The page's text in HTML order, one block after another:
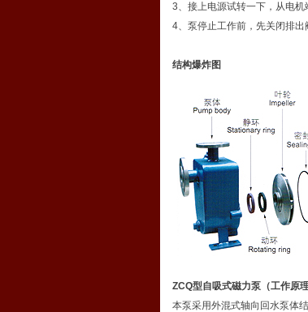
3、接上电源试转一下，从电机
4、泵停止工作前，先关闭排出
结构爆炸图
ZCQ型自吸式磁力泵（工作原理
本泵采用外混式轴向回水泵体